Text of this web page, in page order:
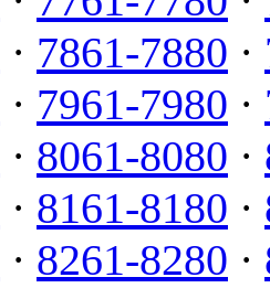
· 7861-7880 ·
· 7961-7980 ·
· 8061-8080 ·
· 8161-8180 ·
· 8261-8280 ·